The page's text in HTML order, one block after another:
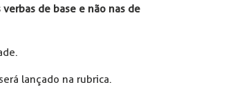
de base e não nas de
lançado na rubrica.